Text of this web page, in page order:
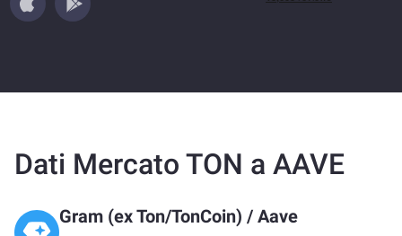
Dati Mercato TON a AAVE
Gram (ex Ton/TonCoin) / Aave